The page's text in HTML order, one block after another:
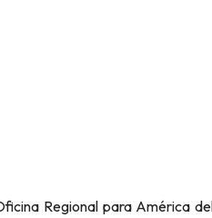
Regional para América